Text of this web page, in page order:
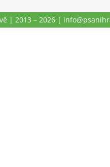
| 2013 – 2026 |